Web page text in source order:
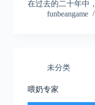
在过去的二十年中
funbeangame
未分类
喂奶专家